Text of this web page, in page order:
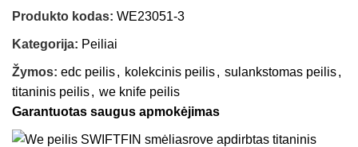
Produkto kodas:WE23051-3
Kategorija: Peiliai
Žymos: edc peilis, kolekcinis peilis, sulankstomas peilis,
titaninis peilis, we knife peilis
Garantuotas saugus apmokėjimas